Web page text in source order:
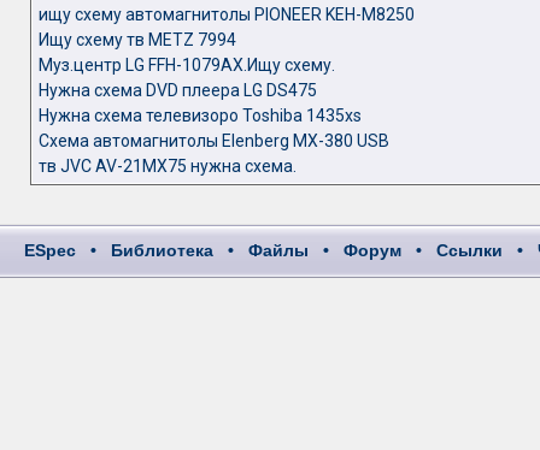
ищу схему автомагнитолы PIONEER KEH-M8250
Ищу схему тв METZ 7994
Муз.центр LG FFH-1079AX.Ищу схему.
Нужна схема DVD плеера LG DS475
Нужна схема телевизоро Toshiba 1435xs
Схема автомагнитолы Elenberg MX-380 USB
тв JVC AV-21MX75 нужна схема.
ESpec • Библиотека • Файлы • Форум • Ссылки •